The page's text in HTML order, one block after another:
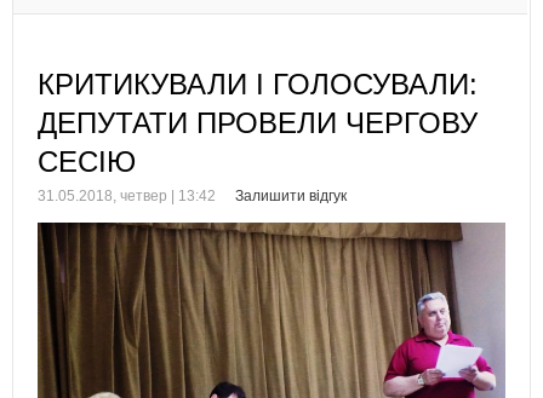
КРИТИКУВАЛИ І ГОЛОСУВАЛИ:
ДЕПУТАТИ ПРОВЕЛИ ЧЕРГОВУ
СЕСІЮ
31.05.2018, четвер | 13:42 Залишити відгук